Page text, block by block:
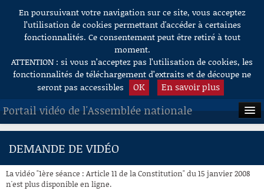
Aller au contenu
En poursuivant votre navigation sur ce site, vous acceptez
l’utilisation de cookies permettant d'accéder à certaines
fonctionnalités. Ce consentement peut être retiré à tout
moment.
ATTENTION : si vous n’acceptez pas l’utilisation de cookies, les
fonctionnalités de téléchargement d’extraits et de découpe ne
seront pas accessibles
OK En savoir plus
Portail vidéo de l'Assemblée nationale
ACCUEIL
À LA DEMANDE
DEMANDE DE VIDÉO
La vidéo "1ère séance : Article 11 de la Constitution" du 15 janvier 2008
n'est plus disponible en ligne.